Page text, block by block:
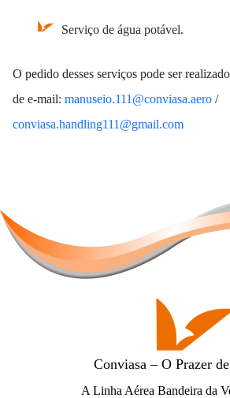
Serviço de água potável.
O pedido desses serviços pode ser
de e-mail: manuseio.111@conviasa.aero /
conviasa.handling111@gmail.com
Conviasa – O Prazer
A Linha Aérea Bandeira da